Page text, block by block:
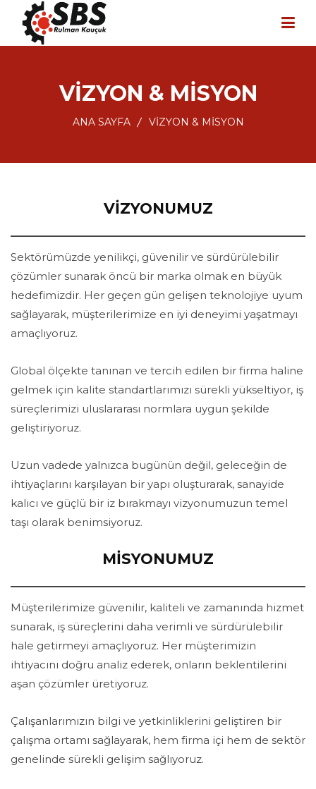
KURUMSAL
VİZYON & MİSYON
ANA SAYFA VİZYON & MİSYON
VİZYONUMUZ
Sektörümüzde yenilikçi, güvenilir ve sürdürülebilir
çözümler sunarak öncü bir marka olmak en büyük
hedefimizdir. Her geçen gün gelişen teknolojiye uyum
sağlayarak, müşterilerimize en iyi deneyimi yaşatmayı
amaçlıyoruz.
Global ölçekte tanınan ve tercih edilen bir firma haline
gelmek için kalite standartlarımızı sürekli yükseltiyor, iş
süreçlerimizi uluslararası normlara uygun şekilde
geliştiriyoruz.
Uzun vadede yalnızca bugünün değil, geleceğin de
ihtiyaçlarını karşılayan bir yapı oluşturarak, sanayide
kalıcı ve güçlü bir iz bırakmayı vizyonumuzun temel
taşı olarak benimsiyoruz.
MİSYONUMUZ
Müşterilerimize güvenilir, kaliteli ve zamanında hizmet
sunarak, iş süreçlerini daha verimli ve sürdürülebilir
hale getirmeyi amaçlıyoruz. Her müşterimizin
ihtiyacını doğru analiz ederek, onların beklentilerini
aşan çözümler üretiyoruz.
Çalışanlarımızın bilgi ve yetkinliklerini geliştiren bir
çalışma ortamı sağlayarak, hem firma içi hem de sektör
genelinde sürekli gelişim sağlıyoruz.